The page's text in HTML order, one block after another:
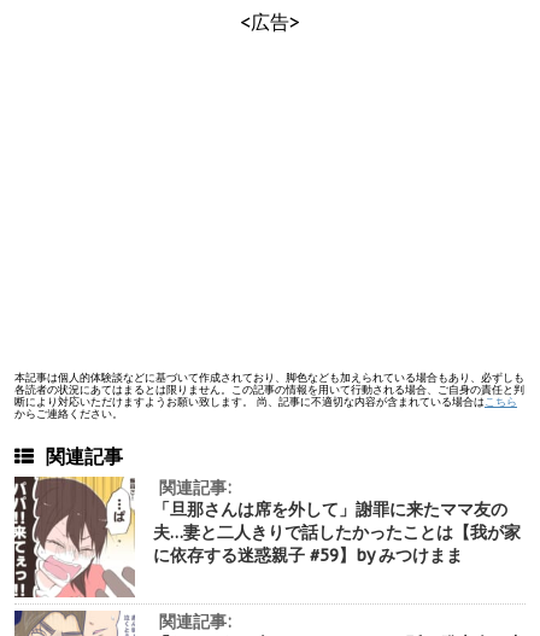
<広告>
本記事は個人的体験談などに基づいて作成されており、脚色なども加えられている場合もあり、必ずしも
各読者の状況にあてはまるとは限りません。この記事の情報を用いて行動される場合、ご自身の責任と判
断により対応いただけますようお願い致します。 尚、記事に不適切な内容が含まれている場合は こちら
からご連絡ください。
関連記事
関連記事:
「旦那さんは席を外して」謝罪に来たママ友の
夫…妻と二人きりで話したかったことは【我が家
に依存する迷惑親子 #59】by みつけまま
関連記事: